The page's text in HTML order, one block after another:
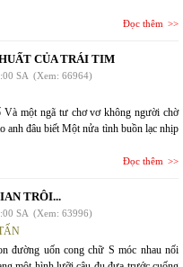
Đọc thêm
CỦA TRÁI TIM
SA (Xem: 66964)
Và một ngã tư chơ vơ không người chờ
anh đâu biết Một nửa tình buồn lạc nhịp
Đọc thêm
TRÔI...
SA (Xem: 63996)
đường uốn cong chữ S móc nhau nối